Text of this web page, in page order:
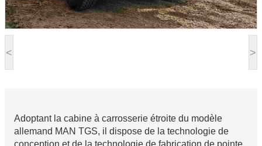
< >
Adoptant la cabine à carrosserie étroite du modèle
allemand MAN TGS, il dispose de la technologie de
conception et de la technologie de fabrication de pointe